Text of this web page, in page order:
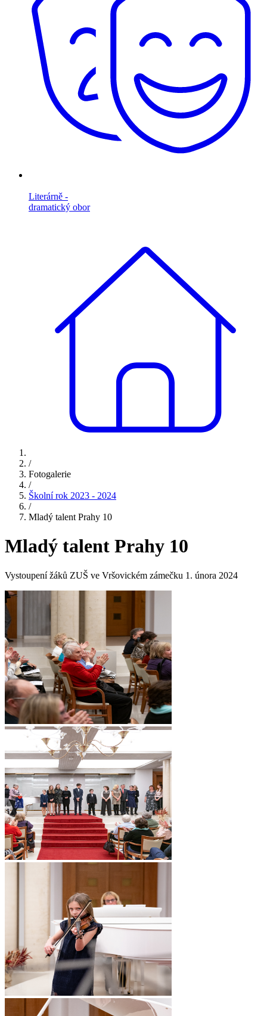
Literárně -
dramatický obor
/
Fotogalerie
/
Školní rok 2023 - 2024
/
Mladý talent Prahy 10
Mladý talent Prahy 10
Vystoupení žáků ZUŠ ve Vršovickém zámečku 1. února 2024